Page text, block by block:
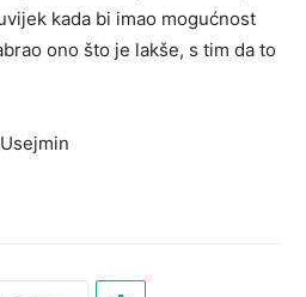
kada bi imao mogućnost
ono što je lakše, s tim da to